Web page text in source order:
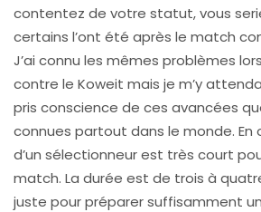
contentez de votre statut, vous
certains l’ont été après le match
J’ai connu les mêmes problèmes
contre le Koweit mais je m’y
pris conscience de ces avancées
connues partout dans le monde. En
d’un sélectionneur est très court
match. La durée est de trois à
juste pour préparer suffisamment